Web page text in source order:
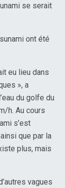
se serait
ont été
eu lieu dans
», a
du golfe du
h. Au cours
s’est
que par la
plus, mais
vagues